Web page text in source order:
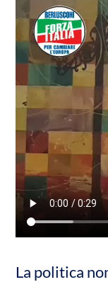
La politica